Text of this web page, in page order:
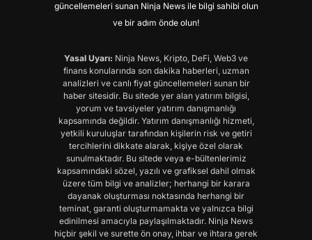
güncellemeleri sunan Ninja News ile bilgi sahibi olun
ve bir adım önde olun!
Yasal Uyarı: Ninja News, Kripto, DeFi, Web3 ve
finans konularında son dakika haberleri, uzman
analizleri ve canlı fiyat güncellemeleri sunan bir
haber sitesidir. Bu sitede yer alan yatırım bilgisi,
yorum ve tavsiyeler yatırım danışmanlığı
kapsamında değildir. Yatırım danışmanlığı hizmeti,
yetkili kuruluşlar tarafından kişilerin risk ve getiri
tercihlerini dikkate alarak, kişiye özel olarak
sunulmaktadır. Bu sitede veya e-bültenlerimiz
kapsamındaki sözel, yazılı ve grafiksel dahil olmak
üzere tüm bilgi ve analizler; herhangi bir karara
dayanak oluşturması noktasında herhangi bir
teminat, garanti oluşturmamakta ve yalnızca bilgi
edinilmesi amacıyla paylaşılmaktadır. Ninja News
hiçbir şekil ve surette ön onay, ihbar ve ihtara gerek